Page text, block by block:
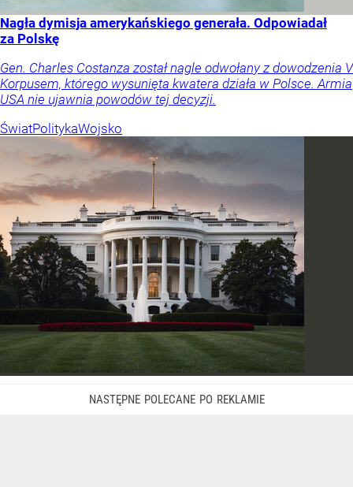
Nagła dymisja amerykańskiego generała. Odpowiadał
za Polskę
Gen. Charles Costanza został nagle odwołany z dowodzenia V
Korpusem, którego wysunięta kwatera działa w Polsce. Armia
USA nie ujawnia powodów tej decyzji.
ŚwiatPolitykaWojsko